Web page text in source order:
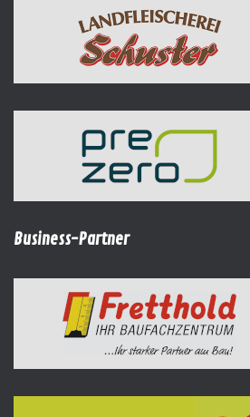
Business-Partner